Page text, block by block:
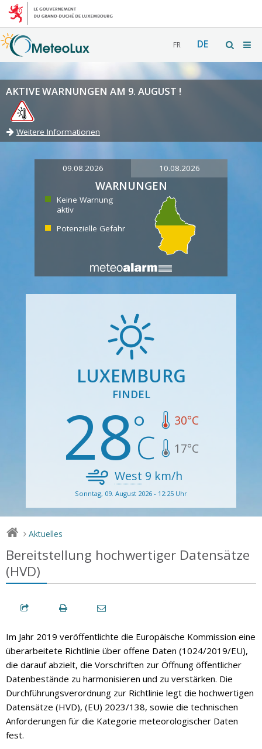
FR DE
AKTIVE WARNUNGEN AM 9. AUGUST !
Weitere Informationen
09.08.2026 10.08.2026
WARNUNGEN
Keine Warnung
aktiv
Potenzielle Gefahr
LUXEMBURG
FINDEL
28 30°C
17°C
West 9 km/h
Sonntag, 09. August 2026 - 12:25 Uhr
> Aktuelles
Bereitstellung hochwertiger Datensätze
(HVD)
Im Jahr 2019 veröffentlichte die Europäische Kommission eine
überarbeitete Richtlinie über offene Daten (1024/2019/EU),
die darauf abzielt, die Vorschriften zur Öffnung öffentlicher
Datenbestände zu harmonisieren und zu verstärken. Die
Durchführungsverordnung zur Richtlinie legt die hochwertigen
Datensätze (HVD), (EU) 2023/138, sowie die technischen
Anforderungen für die Kategorie meteorologischer Daten
fest.